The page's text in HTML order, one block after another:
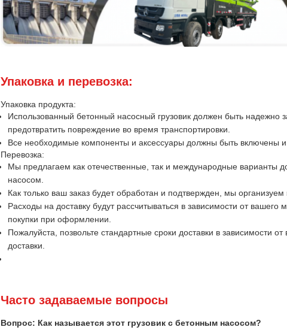
Упаковка и перевозка:
Упаковка продукта:
Использованный бетонный насосный грузовик должен быть надежно
предотвратить повреждение во время транспортировки.
Все необходимые компоненты и аксессуары должны быть включены
Перевозка:
Мы предлагаем как отечественные, так и международные варианты
насосом.
Как только ваш заказ будет обработан и подтвержден, мы
Расходы на доставку будут рассчитываться в зависимости от
покупки при оформлении.
Пожалуйста, позвольте стандартные сроки доставки в зависимости
доставки.
Часто задаваемые вопросы
Вопрос: Как называется этот грузовик с бетонным насосом?